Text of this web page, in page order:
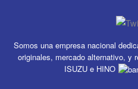
Somos una empresa nacional
originales, mercado alternativo, y
ISUZU e HINO